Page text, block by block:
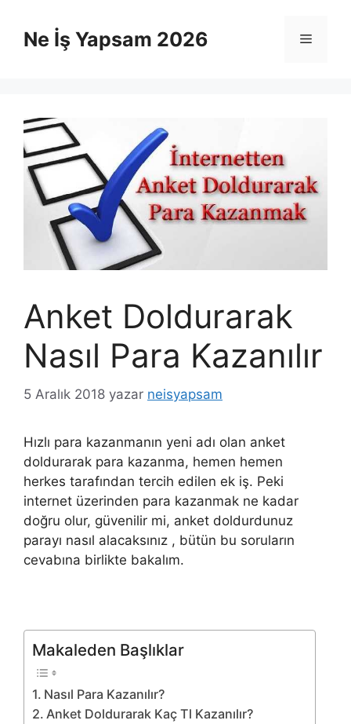
Ne İş Yapsam 2026 Menü
Anket Doldurarak
Nasıl Para Kazanılır
5 Aralık 2018 yazar neisyapsam
Hızlı para kazanmanın yeni adı olan anket
doldurarak para kazanma, hemen hemen
herkes tarafından tercih edilen ek iş. Peki
internet üzerinden para kazanmak ne kadar
doğru olur, güvenilir mi, anket doldurdunuz
parayı nasıl alacaksınız , bütün bu soruların
cevabına birlikte bakalım.
Makaleden Başlıklar
Nasıl Para Kazanılır?
Anket Doldurarak Kaç Tl Kazanılır?